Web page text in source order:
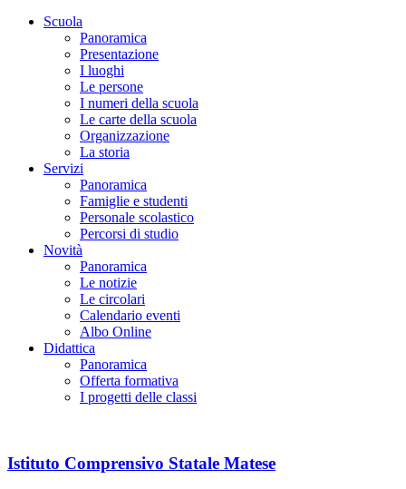
Scuola
Panoramica
Presentazione
I luoghi
Le persone
I numeri della scuola
Le carte della scuola
Organizzazione
La storia
Servizi
Panoramica
Famiglie e studenti
Personale scolastico
Percorsi di studio
Novità
Panoramica
Le notizie
Le circolari
Calendario eventi
Albo Online
Didattica
Panoramica
Offerta formativa
I progetti delle classi
Istituto Comprensivo Statale Matese